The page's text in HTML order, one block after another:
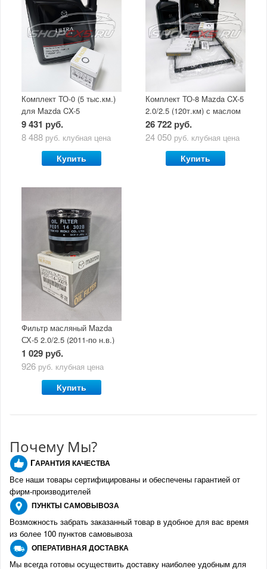
Комплект ТО-0 (5 тыс.км.)
для Mazda CX-5
(двигатель 2.0/2.5) с
маслом Mazda Original Oil
9 431 руб.
8 488 руб. клубная цена
Купить
Комплект ТО-8 Mazda CX-5
2.0/2.5 (120т.км) с маслом
Mazda Original Oil Ultra
5W30
26 722 руб.
24 050 руб. клубная цена
Купить
Фильтр масляный Mazda
СХ-5 2.0/2.5 (2011-по н.в.)
1 029 руб.
926 руб. клубная цена
Купить
Почему Мы?
ГАРАНТИЯ КАЧЕСТВА
Все наши товары сертифицированы и обеспечены гарантией от
фирм-производителей
ПУНКТЫ САМОВЫВОЗА
Возможность забрать заказанный товар в удобное для вас время
из более 100 пунктов самовывоза
ОПЕРАТИВНАЯ ДОСТАВКА
Мы всегда готовы осуществить доставку наиболее удобным для